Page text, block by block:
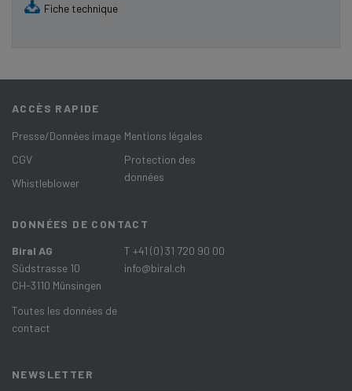
Fiche technique
ACCÈS RAPIDE
Presse/Données image
CGV
Whistleblower
Mentions légales
Protection des
données
DONNÉES DE CONTACT
Biral AG
Südstrasse 10
CH-3110 Münsingen
Toutes les données de
contact
T +41 (0) 31 720 90 00
info@biral.ch
NEWSLETTER